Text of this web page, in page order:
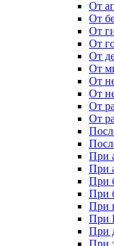
От
От
От
От
От
От
От
От
От
От
При
При
При
При
При
При
При
При